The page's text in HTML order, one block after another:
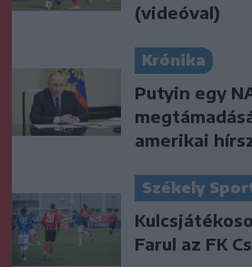
(videóval)
Krónika
Putyin egy
amerikai
Székely
Farul az FK